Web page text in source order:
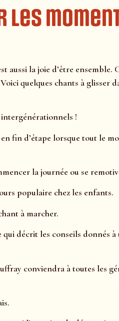
les
aussi la joie d’être
quelques chants à glisser
intergénérationnels !
fin d’étape lorsque tout le
la journée ou se
populaire chez les enfants.
à marcher.
décrit les conseils donnés
conviendra à toutes les